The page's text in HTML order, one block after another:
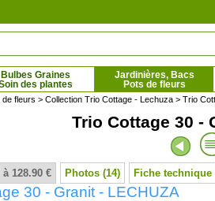
Bulbes Graines
des plantes
Jardinières, Bacs
Pots de fleurs
Bambou sacré nain 'Fire Power'
fleurs > Collection Trio Cottage - Lechuza > Trio
Trio Cottage 30 -
128.90 € Photos (14) Fiche technique
30 - Granit - LECHUZA